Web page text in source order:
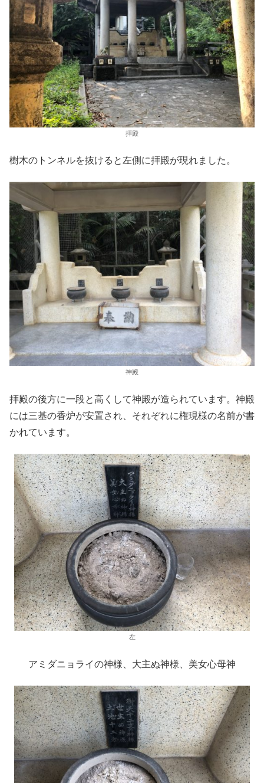
拝殿
樹木のトンネルを抜けると左側に拝殿が現れました。
神殿
拝殿の後方に一段と高くして神殿が造られています。神殿
には三基の香炉が安置され、それぞれに権現様の名前が書
かれています。
左
アミダニョライの神様、大主ぬ神様、美女心母神